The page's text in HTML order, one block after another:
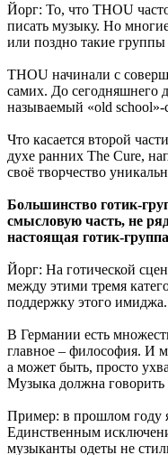
Йорг: То, что THOU
писать музыку. Но
или поздно такие группы
THOU начинали с
самих. До сегодняшнего
называемый «old school»-
Что касается второй
духе ранних The Cure,
своё творчество
Большинство готик-
смысловую часть, не
настоящая готик-
Йорг: На готической
между этими тремя
поддержку этого имиджа.
В Германии есть
главное – философия. И
а может быть, просто
Музыка должна говорить
Пример: в прошлом году
Единственным
музыканты одеты не